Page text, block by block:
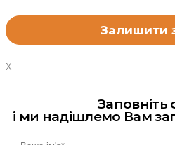
X
і ми надішлемо Вам